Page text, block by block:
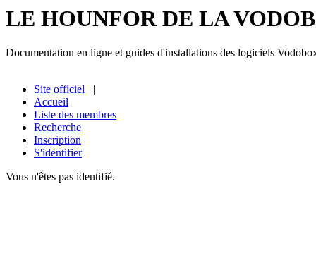
LE HOUNFOR DE LA
Documentation en ligne et guides d'installations des logiciels
Site officiel |
Accueil
Liste des membres
Recherche
Inscription
S'identifier
Vous n'êtes pas identifié.